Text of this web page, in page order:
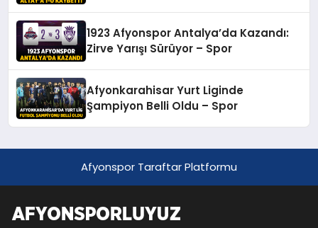
1923 Afyonspor Antalya’da Kazandı:
Zirve Yarışı Sürüyor – Spor
Afyonkarahisar Yurt Liginde
Şampiyon Belli Oldu – Spor
Afyonspor Taraftar Platformu